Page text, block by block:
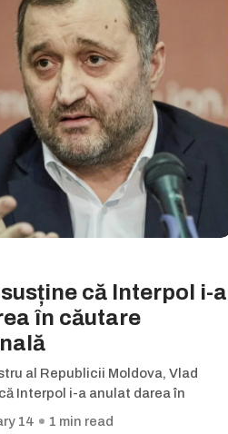
că Interpol i-a
în căutare
al Republicii Moldova, Vlad
Interpol i-a anulat darea în
14 1 min read